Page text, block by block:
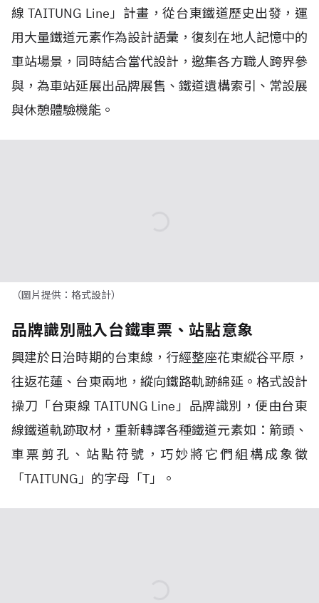
線 TAITUNG Line」計畫，從台東鐵道歷史出發，運
用大量鐵道元素作為設計語彙，復刻在地人記憶中的
車站場景，同時結合當代設計，邀集各方職人跨界參
與，為車站延展出品牌展售、鐵道遺構索引、常設展
與休憩體驗機能。
（圖片提供：格式設計）
品牌識別融入台鐵車票、站點意象
興建於日治時期的台東線，行經整座花東縱谷平原，
往返花蓮、台東兩地，縱向鐵路軌跡綿延。格式設計
操刀「台東線 TAITUNG Line」品牌識別，便由台東
線鐵道軌跡取材，重新轉譯各種鐵道元素如：箭頭、
車票剪孔、站點符號，巧妙將它們組構成象徵
「TAITUNG」的字母「T」。